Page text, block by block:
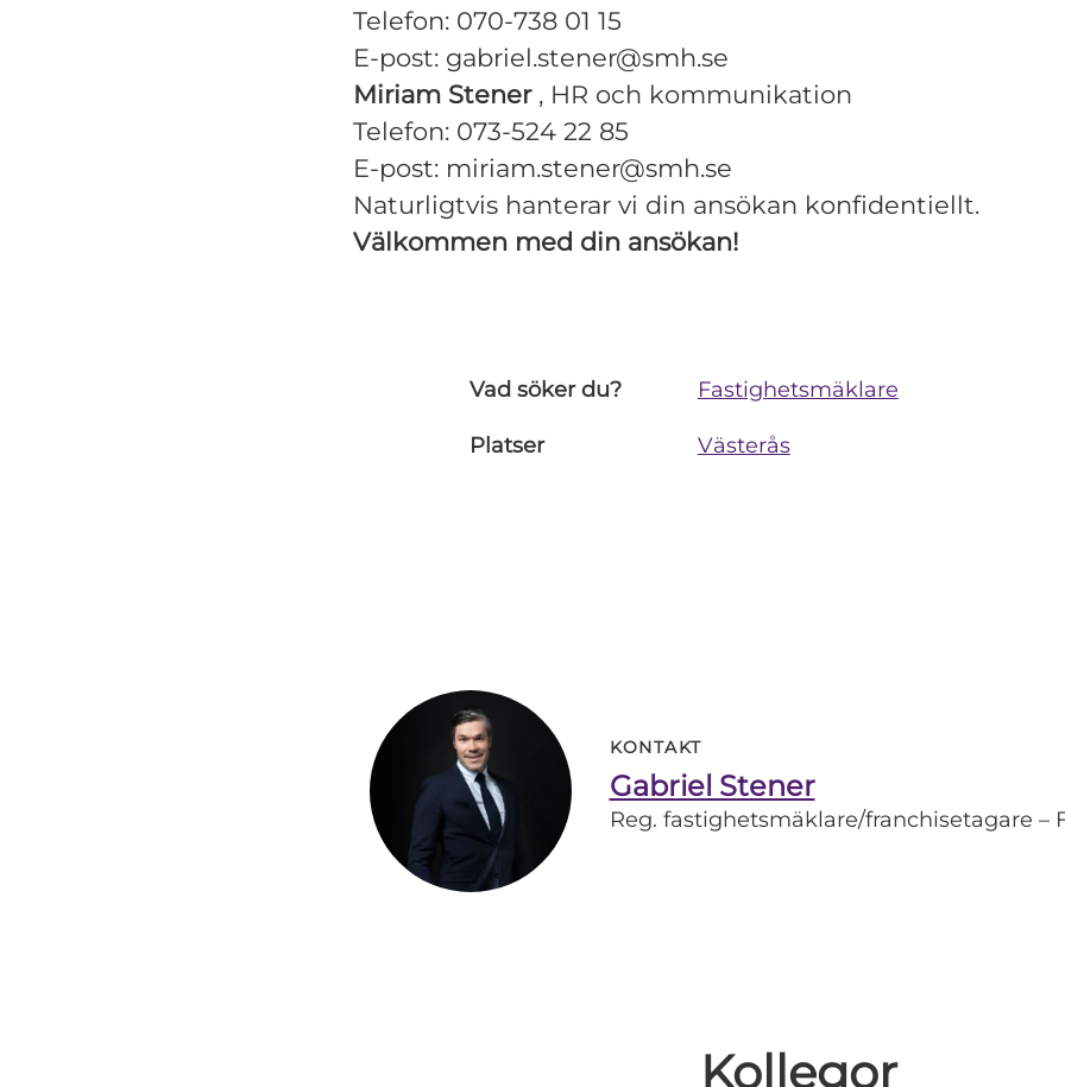
Telefon: 070-738 01 15
E-post: gabriel.stener@smh.se
Miriam Stener, HR och kommunikation
Telefon: 073-524 22 85
E-post: miriam.stener@smh.se
Naturligtvis hanterar vi din ansökan konfidentiellt.
Välkommen med din ansökan!
Vad söker du? Fastighetsmäklare
Platser Västerås
KONTAKT
Gabriel Stener
Reg. fastighetsmäklare/franchisetagare –
Kollegor